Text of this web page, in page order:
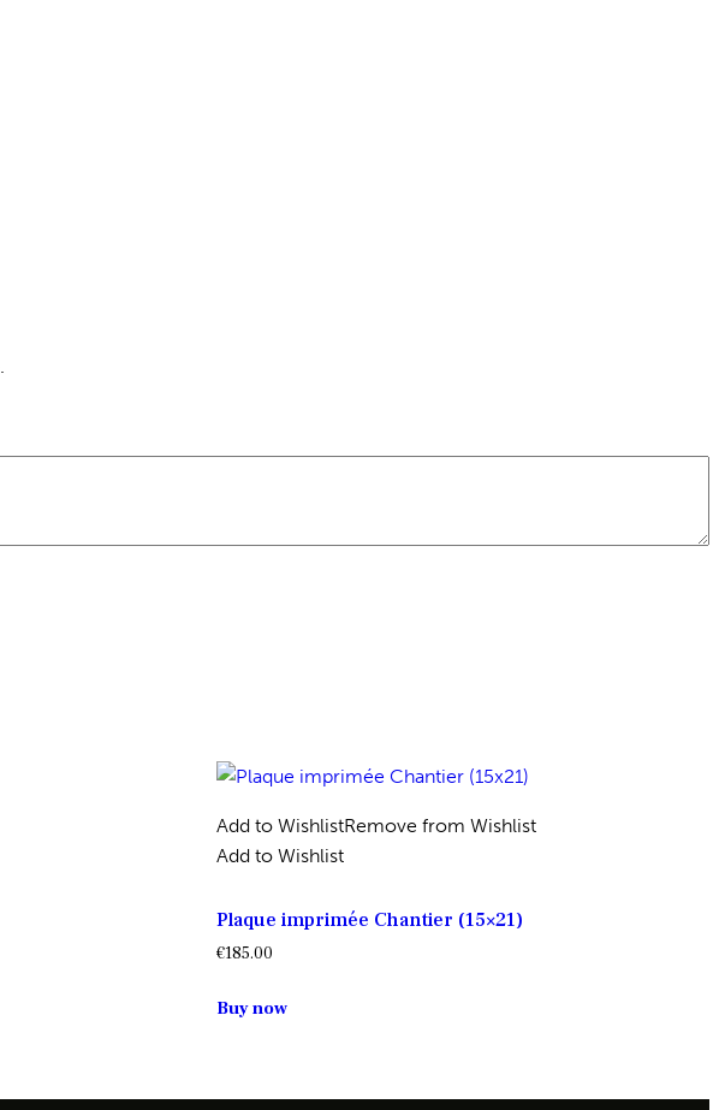
Add to WishlistRemove from Wishlist
Add to Wishlist
Plaque imprimée Chantier (15×21)
€185.00
Buy now